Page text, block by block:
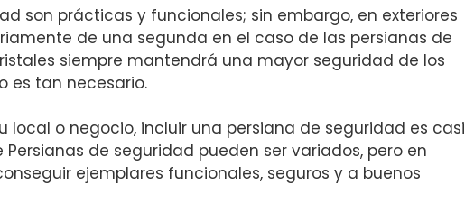
son prácticas y funcionales; sin embargo, en exteriores
de una segunda en el caso de las persianas de
siempre mantendrá una mayor seguridad de los
es tan necesario.
local o negocio, incluir una persiana de seguridad es casi
Persianas de seguridad pueden ser variados, pero en
ejemplares funcionales, seguros y a buenos